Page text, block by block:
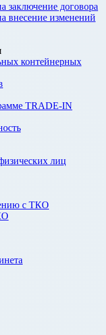
заключение договора
внесение изменений
контейнерных
TRADE-IN
лиц
с ТКО